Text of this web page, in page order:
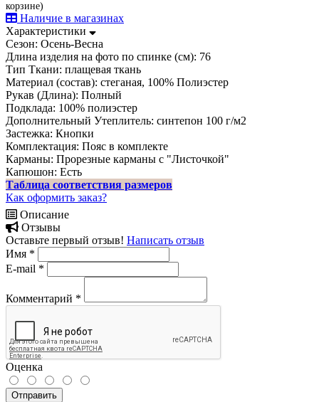
корзине)
Наличие в магазинах
Характеристики
Сезон: Осень-Весна
Длина изделия на фото по спинке (см): 76
Тип Ткани: плащевая ткань
Материал (состав): стеганая, 100% Полиэстер
Рукав (Длина): Полный
Подклада: 100% полиэстер
Дополнительный Утеплитель: синтепон 100 г/м2
Застежка: Кнопки
Комплектация: Пояс в комплекте
Карманы: Прорезные карманы с "Листочкой"
Капюшон: Есть
Таблица соответствия размеров
Как оформить заказ?
Описание
Отзывы
Оставьте первый отзыв! Написать отзыв
Имя *
E-mail *
Комментарий *
Оценка
Отправить